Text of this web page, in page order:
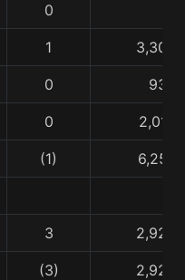
0
1
0
0
(1)
3
(3)